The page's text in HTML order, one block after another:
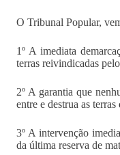
O Tribunal Popular,
1º A imediata
terras reivindicadas
2º A garantia que
entre e destrua as
3º A intervenção
da última reserva de